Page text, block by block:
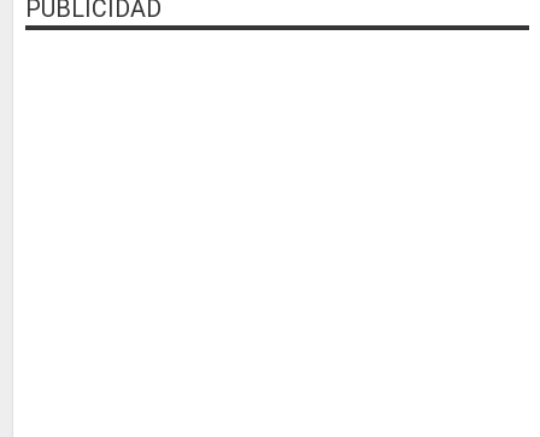
PUBLICIDAD